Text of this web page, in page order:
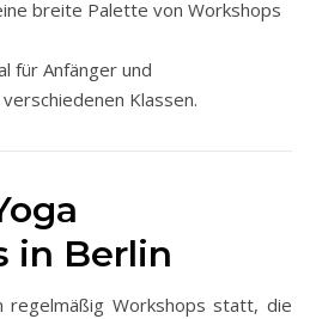
breite Palette von Workshops
für Anfänger und
Klassen.
in Berlin
regelmäßig Workshops statt, die